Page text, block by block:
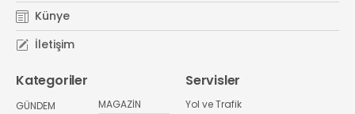
Künye
İletişim
Kategoriler
GÜNDEM
MAGAZİN
Servisler
Yol ve Trafik